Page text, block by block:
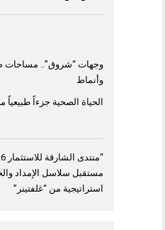
وجهات “شروق”.. مساحات
وأنماط
الحياة الصحية جزءاً طبيعياً
مستقبل سلاسل الإمداد
استراتيجية من “غلفتينر”